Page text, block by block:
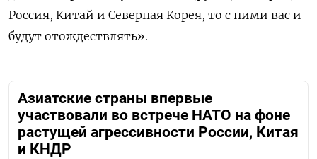
Россия, Китай и Северная Корея, то с ними вас и
будут отождествлять».
Азиатские страны впервые
участвовали во встрече НАТО на фоне
растущей агрессивности России, Китая
и КНДР